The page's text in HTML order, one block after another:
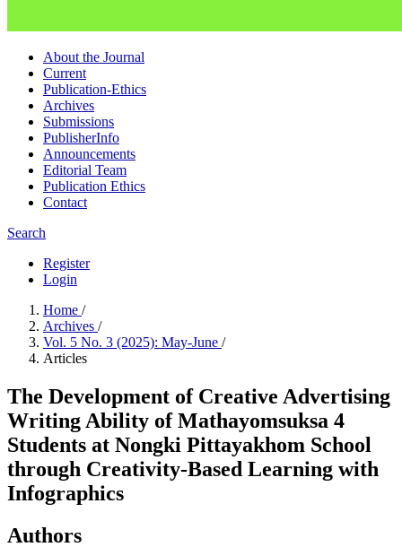
About the Journal
Current
Publication-Ethics
Archives
Submissions
PublisherInfo
Announcements
Editorial Team
Publication Ethics
Contact
Search
Register
Login
Home /
Archives /
Vol. 5 No. 3 (2025): May-June /
Articles
The Development of Creative Advertising
Writing Ability of Mathayomsuksa 4
Students at Nongki Pittayakhom School
through Creativity-Based Learning with
Infographics
Authors